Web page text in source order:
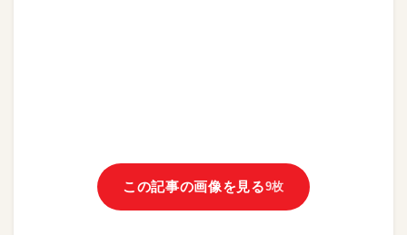
この記事の画像を見る9枚